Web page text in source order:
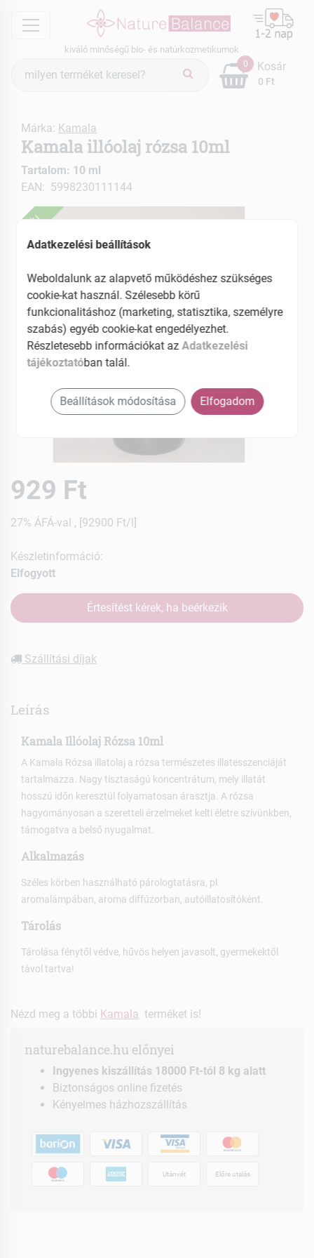
menu
kiváló minőségű bio- és natúrkozmetikumok
keresés
0
0 Ft
Kosár
ÚJ
Márka: Kamala
Kamala illóolaj rózsa 10ml
Tartalom: 10 ml
EAN: 5998230111144
929 Ft
27% ÁFÁ-val , [92900 Ft/l]
Készletinformáció:
Elfogyott
Értesítést kérek, ha beérkezik
Szállítási díjak
Leírás
Kamala Illóolaj Rózsa 10ml
A Kamala Rózsa illatolaj a rózsa természetes illatesszenciáját
tartalmazza. Nagy tisztaságú koncentrátum, mely illatát
hosszú időn keresztül folyamatosan árasztja. A rózsa
hagyományosan a szeretteli érzelmeket kelti életre szívünkben,
támogatva a belső nyugalmat.
Alkalmazás
Széles körben használható párologtatásra, pl.
aromalámpában, aroma diffúzorban, autóillatosítóként.
Tárolás
Tárolása fénytől védve, hűvös helyen javasolt, gyermekektől
távol tartva!
Nézd meg a többi Kamala terméket is!
naturebalance.hu előnyei
Ingyenes kiszállítás 18000 Ft-tól 8 kg alatt
Biztonságos online fizetés
Kényelmes házhozszállítás
Utánvét Előre utalás
Adatkezelési beállítások
Weboldalunk az alapvető működéshez szükséges
cookie-kat használ. Szélesebb körű
funkcionalitáshoz (marketing, statisztika, személyre
szabás) egyéb cookie-kat engedélyezhet.
Részletesebb információkat azAdatkezelési
tájékoztatóban talál.
Beállítások módosítása Elfogadom